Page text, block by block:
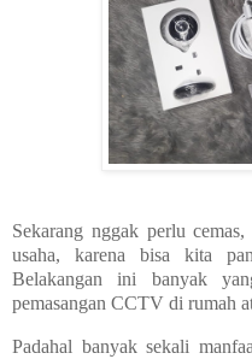
Sekarang nggak perlu
usaha, karena bisa kita
Belakangan ini banyak
pemasangan CCTV di rumah
Padahal banyak sekali